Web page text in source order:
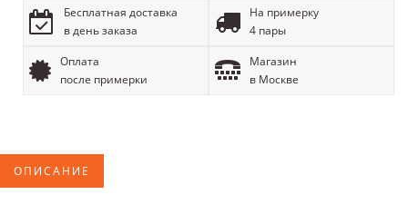
Бесплатная доставка
в день заказа
На примерку
4 пары
Оплата
после примерки
Магазин
в Москве
ОПИСАНИЕ